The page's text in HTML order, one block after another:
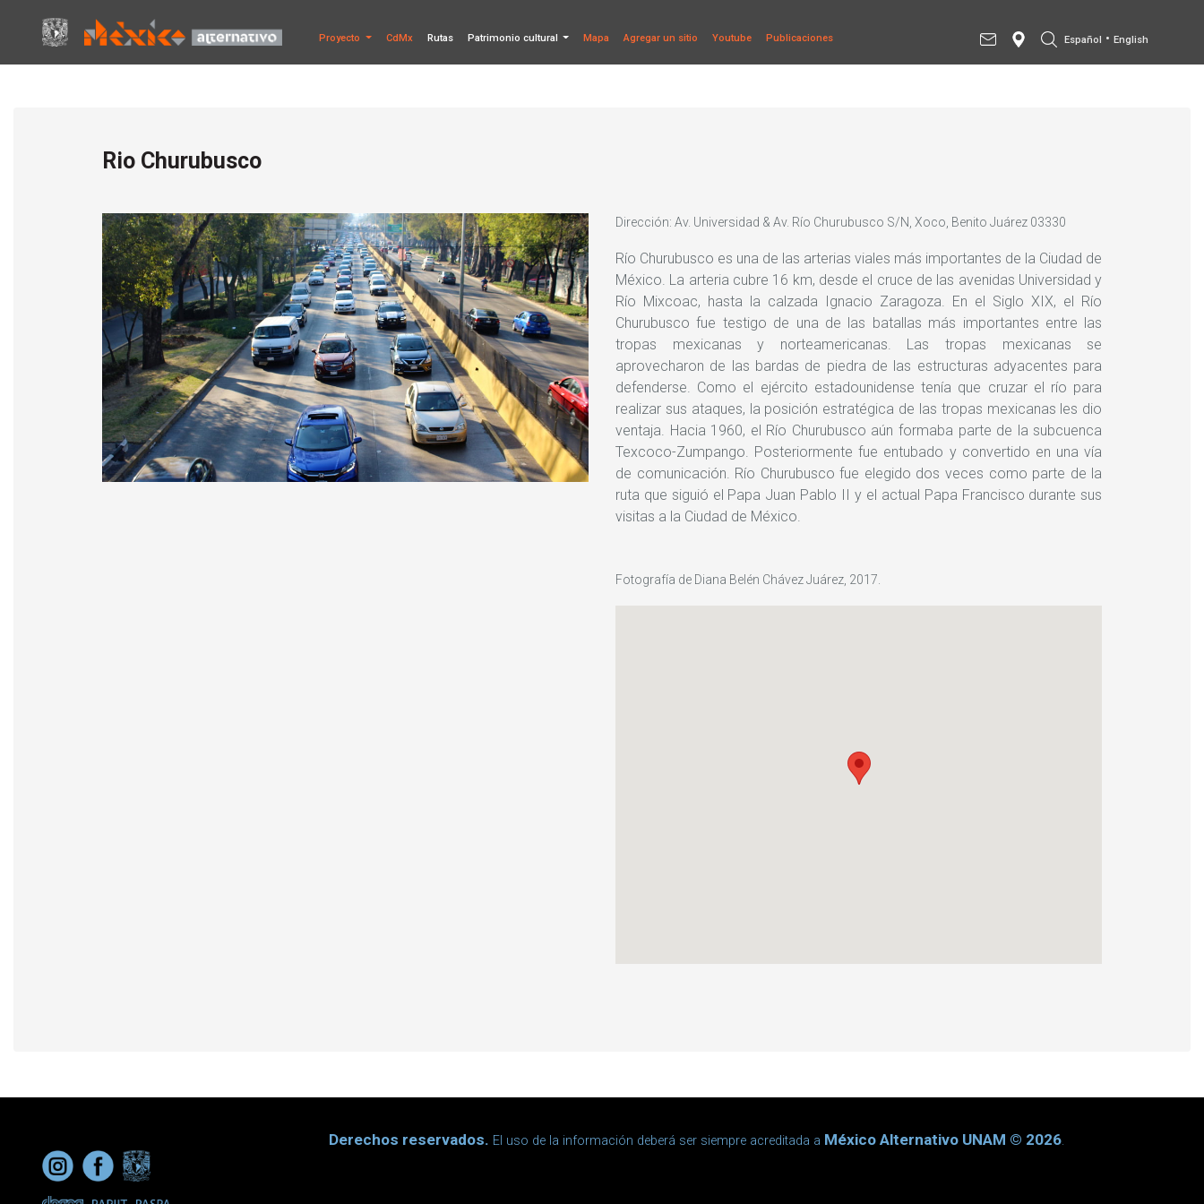
Proyecto CdMx Rutas Patrimonio cultural Mapa Agregar un sitio Youtube Publicaciones Español • English
Rio Churubusco
Dirección: Av. Universidad & Av. Río Churubusco S/N, Xoco, Benito Juárez 03330
Río Churubusco es una de las arterias viales más importantes de la Ciudad de
México. La arteria cubre 16 km, desde el cruce de las avenidas Universidad y
Río Mixcoac, hasta la calzada Ignacio Zaragoza. En el Siglo XIX, el Río
Churubusco fue testigo de una de las batallas más importantes entre las
tropas mexicanas y norteamericanas. Las tropas mexicanas se
aprovecharon de las bardas de piedra de las estructuras adyacentes para
defenderse. Como el ejército estadounidense tenía que cruzar el río para
realizar sus ataques, la posición estratégica de las tropas mexicanas les dio
ventaja. Hacia 1960, el Río Churubusco aún formaba parte de la subcuenca
Texcoco-Zumpango. Posteriormente fue entubado y convertido en una vía
de comunicación. Río Churubusco fue elegido dos veces como parte de la
ruta que siguió el Papa Juan Pablo II y el actual Papa Francisco durante sus
visitas a la Ciudad de México.
Fotografía de Diana Belén Chávez Juárez, 2017.
Derechos reservados. El uso de la información deberá ser siempre acreditada a México Alternativo UNAM © 2026.